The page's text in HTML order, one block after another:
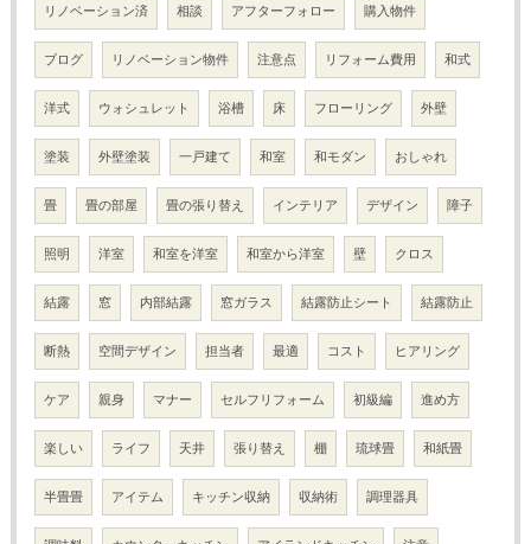
リノベーション済 相談 アフターフォロー 購入物件
ブログ リノベーション物件 注意点 リフォーム費用 和式
洋式 ウォシュレット 浴槽 床 フローリング 外壁
塗装 外壁塗装 一戸建て 和室 和モダン おしゃれ
畳 畳の部屋 畳の張り替え インテリア デザイン 障子
照明 洋室 和室を洋室 和室から洋室 壁 クロス
結露 窓 内部結露 窓ガラス 結露防止シート 結露防止
断熱 空間デザイン 担当者 最適 コスト ヒアリング
ケア 親身 マナー セルフリフォーム 初級編 進め方
楽しい ライフ 天井 張り替え 棚 琉球畳 和紙畳
半畳畳 アイテム キッチン収納 収納術 調理器具